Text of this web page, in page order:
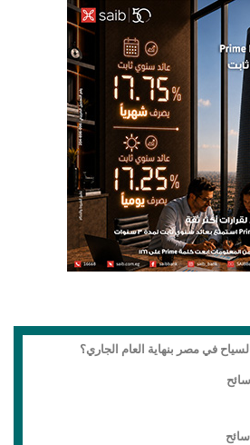
في مصر بنهاية العام الجاري؟